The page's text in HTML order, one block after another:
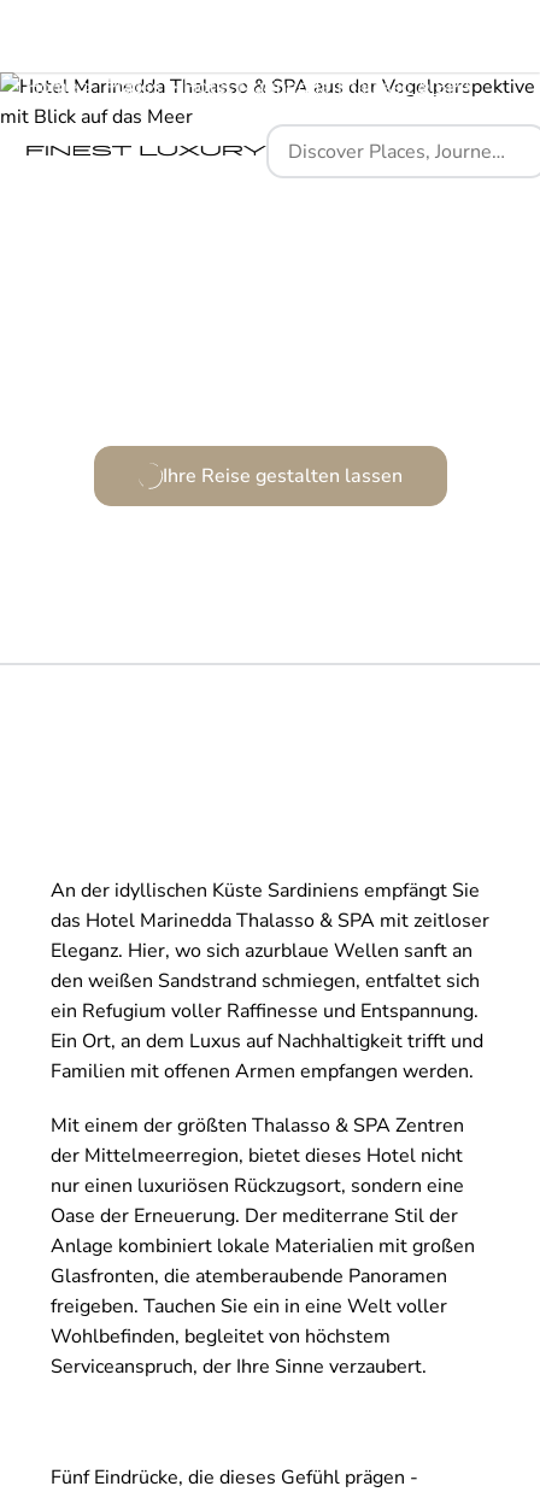
Home Places Hotel Marinedda Thalasso & SPA
Ihre Reise gestalten lassen
An der idyllischen Küste Sardiniens empfängt Sie
das Hotel Marinedda Thalasso & SPA mit zeitloser
Eleganz. Hier, wo sich azurblaue Wellen sanft an
den weißen Sandstrand schmiegen, entfaltet sich
ein Refugium voller Raffinesse und Entspannung.
Ein Ort, an dem Luxus auf Nachhaltigkeit trifft und
Familien mit offenen Armen empfangen werden.
Mit einem der größten Thalasso & SPA Zentren
der Mittelmeerregion, bietet dieses Hotel nicht
nur einen luxuriösen Rückzugsort, sondern eine
Oase der Erneuerung. Der mediterrane Stil der
Anlage kombiniert lokale Materialien mit großen
Glasfronten, die atemberaubende Panoramen
freigeben. Tauchen Sie ein in eine Welt voller
Wohlbefinden, begleitet von höchstem
Serviceanspruch, der Ihre Sinne verzaubert.
Fünf Eindrücke, die dieses Gefühl prägen -